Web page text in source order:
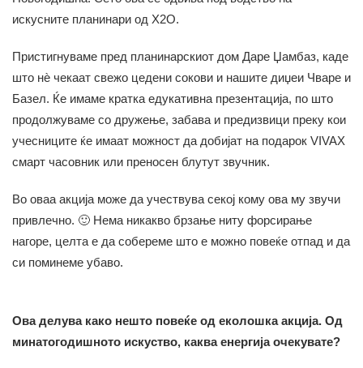
искусните планинари од Х2О.
Пристигнуваме пред планинарскиот дом Даре Џамбаз, каде
што нѐ чекаат свежо цедени сокови и нашите диџеи Чваре и
Базел. Ќе имаме кратка едукативна презентација, по што
продолжуваме со дружење, забава и предизвици преку кои
учесниците ќе имаат можност да добијат на подарок VIVAX
смарт часовник или преносен блутут звучник.
Во оваа акција може да учествува секој кому ова му звучи
привлечно. 🙂 Нема никакво брзање ниту форсирање
нагоре, целта е да собереме што е можно повеќе отпад и да
си поминеме убаво.
Ова делува како нешто повеќе од еколошка акција. Од
минатогодишното искуство, каква енергија очекувате?